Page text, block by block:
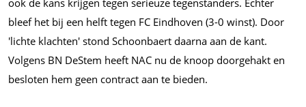
ook de kans krijgen tegen serieuze tegenstanders. Echter
bleef het bij een helft tegen FC Eindhoven (3-0 winst). Door
'lichte klachten' stond Schoonbaert daarna aan de kant.
Volgens BN DeStem heeft NAC nu de knoop doorgehakt en
besloten hem geen contract aan te bieden.